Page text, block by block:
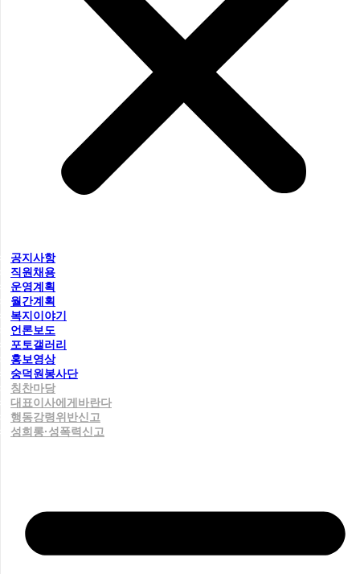
공지사항
직원채용
운영계획
월간계획
복지이야기
언론보도
포토갤러리
홍보영상
숭덕원봉사단
칭찬마당
대표이사에게바란다
행동강령위반신고
성희롱·성폭력신고